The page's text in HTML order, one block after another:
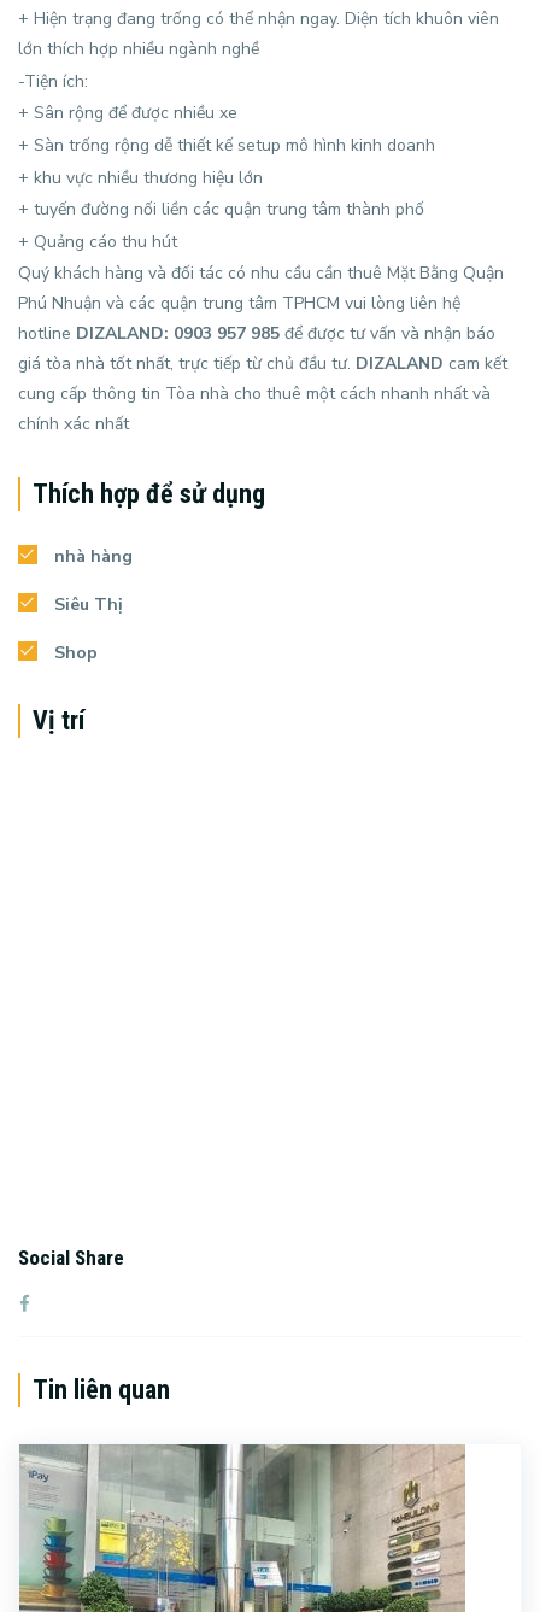
+ Hiện trạng đang trống có thể nhận ngay. Diện tích khuôn viên
lớn thích hợp nhiều ngành nghề
-Tiện ích:
+ Sân rộng để được nhiều xe
+ Sàn trống rộng dễ thiết kế setup mô hình kinh doanh
+ khu vực nhiều thương hiệu lớn
+ tuyến đường nối liền các quận trung tâm thành phố
+ Quảng cáo thu hút
Quý khách hàng và đối tác có nhu cầu cần thuê Mặt Bằng Quận
Phú Nhuận và các quận trung tâm TPHCM vui lòng liên hệ
hotline DIZALAND: 0903 957 985 để được tư vấn và nhận báo
giá tòa nhà tốt nhất, trực tiếp từ chủ đầu tư. DIZALAND cam kết
cung cấp thông tin Tòa nhà cho thuê một cách nhanh nhất và
chính xác nhất
Thích hợp để sử dụng
nhà hàng
Siêu Thị
Shop
Vị trí
Social Share
Tin liên quan